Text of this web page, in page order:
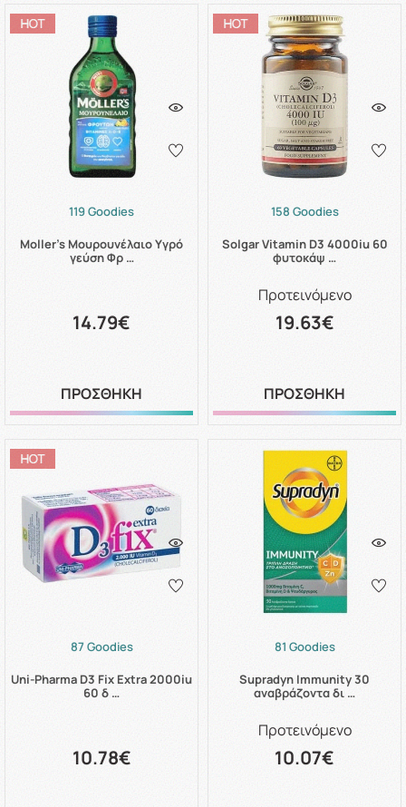
119 Goodies
Moller's Μουρουνέλαιο Υγρό
γεύση Φρ …
14.79€
ΠΡΟΣΘΗΚΗ
158 Goodies
Solgar Vitamin D3 4000iu 60
φυτοκάψ …
Προτεινόμενο
19.63€
ΠΡΟΣΘΗΚΗ
87 Goodies
Uni-Pharma D3 Fix Extra 2000iu
60 δ …
10.78€
81 Goodies
Supradyn Immunity 30
αναβράζοντα δι …
Προτεινόμενο
10.07€